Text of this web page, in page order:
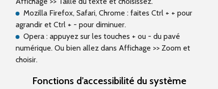
Mozilla Firefox, Safari, Chrome : faites Ctrl + + pour
agrandir et Ctrl + - pour diminuer.
Opera : appuyez sur les touches + ou - du pavé
numérique. Ou bien allez dans Affichage >> Zoom et
choisir.
Fonctions d’accessibilité du système